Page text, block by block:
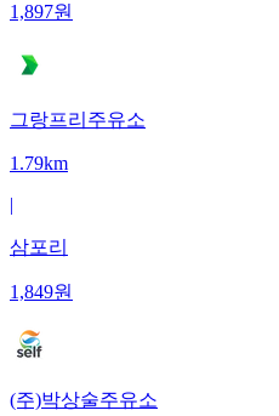
1,897원
그랑프리주유소
1.79km
|
삼포리
1,849원
(주)박상술주유소